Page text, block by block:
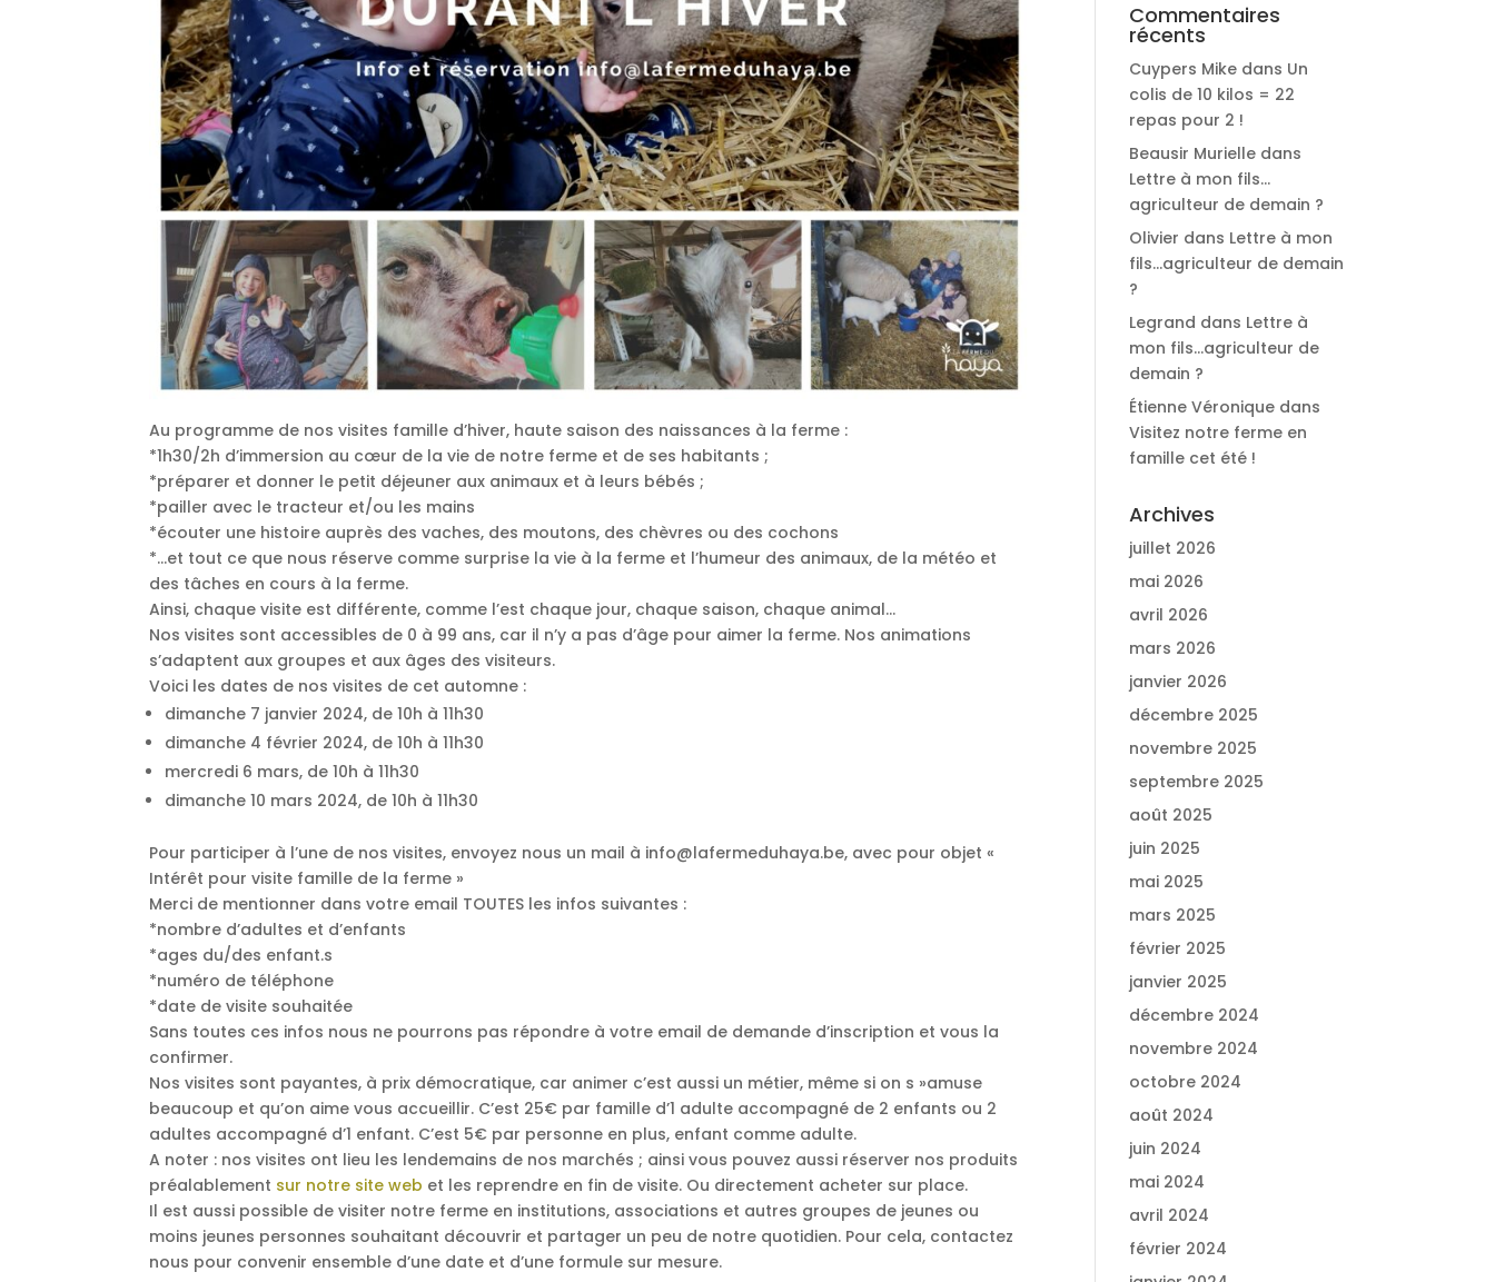
Au programme de nos visites famille d’hiver, haute saison des naissances à la ferme :
*1h30/2h d’immersion au cœur de la vie de notre ferme et de ses habitants ;
*préparer et donner le petit déjeuner aux animaux et à leurs bébés ;
*pailler avec le tracteur et/ou les mains
*écouter une histoire auprès des vaches, des moutons, des chèvres ou des cochons
*…et tout ce que nous réserve comme surprise la vie à la ferme et l’humeur des animaux, de la météo et
des tâches en cours à la ferme.
Ainsi, chaque visite est différente, comme l’est chaque jour, chaque saison, chaque animal…
Nos visites sont accessibles de 0 à 99 ans, car il n’y a pas d’âge pour aimer la ferme. Nos animations
s’adaptent aux groupes et aux âges des visiteurs.
Voici les dates de nos visites de cet automne :
dimanche 7 janvier 2024, de 10h à 11h30
dimanche 4 février 2024, de 10h à 11h30
mercredi 6 mars, de 10h à 11h30
dimanche 10 mars 2024, de 10h à 11h30
Pour participer à l’une de nos visites, envoyez nous un mail à info@lafermeduhaya.be, avec pour objet «
Intérêt pour visite famille de la ferme »
Merci de mentionner dans votre email TOUTES les infos suivantes :
*nombre d’adultes et d’enfants
*ages du/des enfant.s
*numéro de téléphone
*date de visite souhaitée
Sans toutes ces infos nous ne pourrons pas répondre à votre email de demande d’inscription et vous la
confirmer.
Nos visites sont payantes, à prix démocratique, car animer c’est aussi un métier, même si on s »amuse
beaucoup et qu’on aime vous accueillir. C’est 25€ par famille d’1 adulte accompagné de 2 enfants ou 2
adultes accompagné d’1 enfant. C’est 5€ par personne en plus, enfant comme adulte.
A noter : nos visites ont lieu les lendemains de nos marchés ; ainsi vous pouvez aussi réserver nos produits
préalablement sur notre site web et les reprendre en fin de visite. Ou directement acheter sur place.
Il est aussi possible de visiter notre ferme en institutions, associations et autres groupes de jeunes ou
moins jeunes personnes souhaitant découvrir et partager un peu de notre quotidien. Pour cela, contactez
nous pour convenir ensemble d’une date et d’une formule sur mesure.
Commentaires
récents
Cuypers Mike dans Un
colis de 10 kilos = 22
repas pour 2 !
Beausir Murielle dans
Lettre à mon fils…
agriculteur de demain ?
Olivier dans Lettre à mon
fils…agriculteur de demain
?
Legrand dans Lettre à
mon fils…agriculteur de
demain ?
Étienne Véronique dans
Visitez notre ferme en
famille cet été !
Archives
juillet 2026
mai 2026
avril 2026
mars 2026
janvier 2026
décembre 2025
novembre 2025
septembre 2025
août 2025
juin 2025
mai 2025
mars 2025
février 2025
janvier 2025
décembre 2024
novembre 2024
octobre 2024
août 2024
juin 2024
mai 2024
avril 2024
février 2024